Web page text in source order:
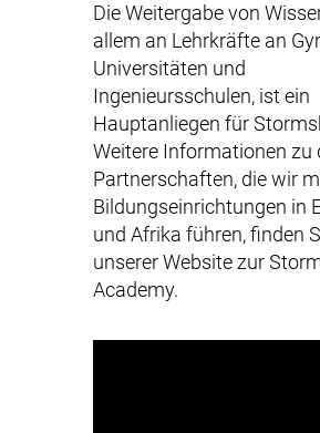
Die Weitergabe von
allem an Lehrkräfte an
Universitäten und
Ingenieursschulen, ist ein
Hauptanliegen für
Weitere Informationen zu
Partnerschaften, die wir
Bildungseinrichtungen in
und Afrika führen, finden
unserer Website zur
Academy.